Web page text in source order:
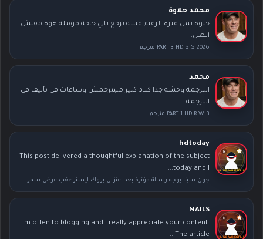
محمد حلاوة
حلوة بس فترة الزعيم قبيلة ترجع تاني حاجة موملة هوة مفيش
ابطل...
PART 3 HD S.S 2026 مترجم
محمد
الترجمه وحشه جدا كلام كتير مبيترجمش وساعات فى تأليف فى
الترجمه
PART 1 HD R.W 3 مترجم
hdtoday
This post delivered a thoughtful explanation of the subject
today and I...
جون سينا يوجه رسالة مؤثرة بعد اعتزال بروك ليسنر عقب عرض سمر سلام
NAILS
I’m often to blogging and i really appreciate your content.
The article...